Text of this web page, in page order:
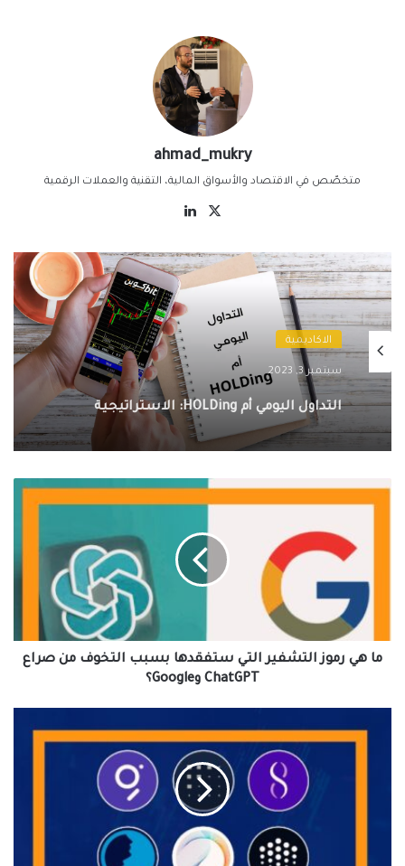
ahmad_mukry
متخصّص في الاقتصاد والأسواق المالية، التقنية والعملات الرقمية
‫X
الاكاديمية
سبتمبر 3, 2023
التداول اليومي أم HOLDing: الاستراتيجية
الأفضل لك، ما هي؟
ما
التشفير
ستفقدها
بسبب
التخوف
من
صراع
ما هي رموز التشفير التي ستفقدها بسبب التخوف من صراع
ChatGPT وGoogle؟
ChatGPT